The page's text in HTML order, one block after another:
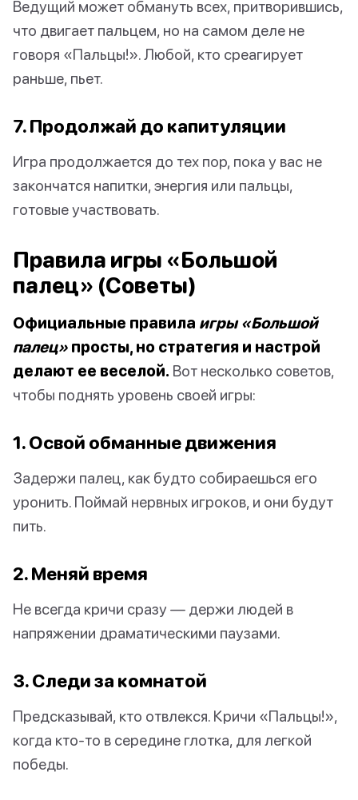
Ведущий может обмануть всех, притворившись,
что двигает пальцем, но на самом деле не
говоря «Пальцы!». Любой, кто среагирует
раньше, пьет.
7. Продолжай до капитуляции
Игра продолжается до тех пор, пока у вас не
закончатся напитки, энергия или пальцы,
готовые участвовать.
Правила игры «Большой
палец» (Советы)
Официальные правила игры «Большой
палец» просты, но стратегия и настрой
делают ее веселой. Вот несколько советов,
чтобы поднять уровень своей игры:
1. Освой обманные движения
Задержи палец, как будто собираешься его
уронить. Поймай нервных игроков, и они будут
пить.
2. Меняй время
Не всегда кричи сразу — держи людей в
напряжении драматическими паузами.
3. Следи за комнатой
Предсказывай, кто отвлекся. Кричи «Пальцы!»,
когда кто-то в середине глотка, для легкой
победы.